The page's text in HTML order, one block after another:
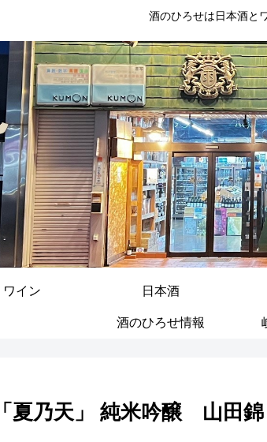
酒のひろせは日本酒と
ワイン 日本酒
酒のひろせ情報
「夏乃天」 純米吟醸 山田